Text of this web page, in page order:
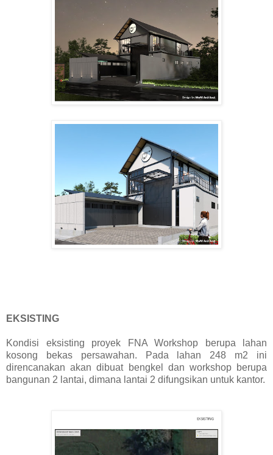
EKSISTING
Kondisi eksisting proyek FNA Workshop berupa lahan
kosong bekas persawahan. Pada lahan 248 m2 ini
direncanakan akan dibuat bengkel dan workshop berupa
bangunan 2 lantai, dimana lantai 2 difungsikan untuk kantor.